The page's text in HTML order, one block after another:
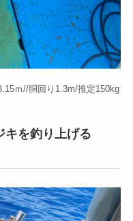
ｍ//胴回り1.3m/推定150kg
キを釣り上げる